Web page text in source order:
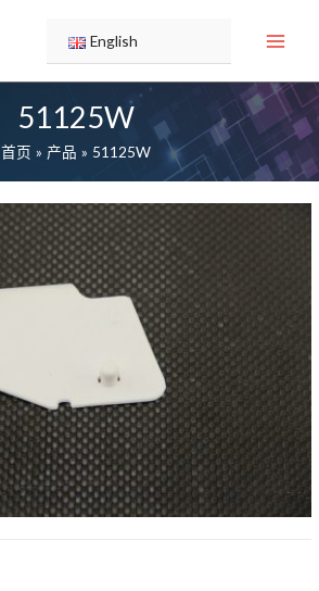
English
51125W
首页 产品 51125W